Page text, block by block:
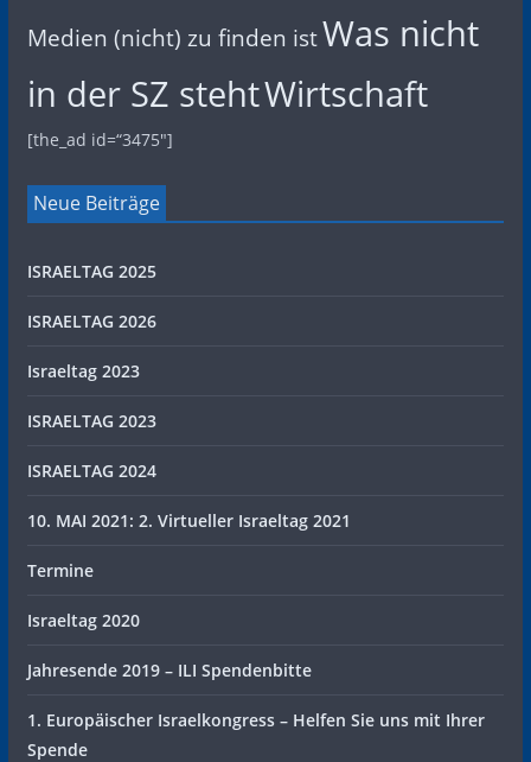
Medien (nicht) zu finden istWas nicht
in der SZ stehtWirtschaft
[the_ad id=“3475″]
Neue Beiträge
ISRAELTAG 2025
ISRAELTAG 2026
Israeltag 2023
ISRAELTAG 2023
ISRAELTAG 2024
10. MAI 2021: 2. Virtueller Israeltag 2021
Termine
Israeltag 2020
Jahresende 2019 – ILI Spendenbitte
1. Europäischer Israelkongress – Helfen Sie uns mit Ihrer
Spende